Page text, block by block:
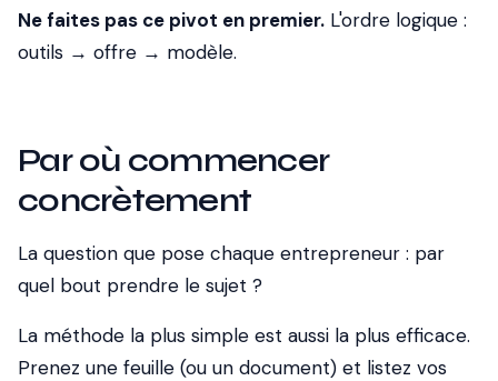
Ne faites pas ce pivot en premier. L'ordre logique :
outils → offre → modèle.
Par où commencer
concrètement
La question que pose chaque entrepreneur : par
quel bout prendre le sujet ?
La méthode la plus simple est aussi la plus efficace.
Prenez une feuille (ou un document) et listez vos